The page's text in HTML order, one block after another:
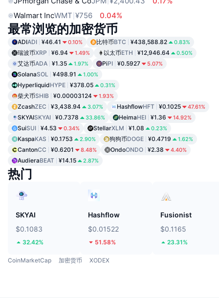
Walmart IncWMT ¥756 0.04%
最常浏览的加密货币
ADIADI ¥46.41 0.10% 比特币BTC ¥438,588.82 0.83%
瑞波币XRP ¥6.94 1.49% 以太币ETH ¥12,946.64 0.50%
艾达币ADA ¥1.35 1.97% PiPI ¥0.5927 5.07%
SolanaSOL ¥498.91 1.00%
HyperliquidHYPE ¥378.05 0.31%
柴犬币SHIB ¥0.00003124 1.93%
ZcashZEC ¥3,438.94 3.07% HashflowHFT ¥0.1025 47.61%
SKYAISKYAI ¥0.7378 33.86% HeimaHEI ¥1.36 14.92%
SuiSUI ¥4.53 0.34% StellarXLM ¥1.08 0.23%
KaspaKAS ¥0.1753 2.90% 狗狗币DOGE ¥0.4719 1.62%
CantonCC ¥0.6201 8.48% OndoONDO ¥2.38 4.40%
AudieraBEAT ¥14.15 2.87%
热门
SKYAI
$0.1083
32.42%
Hashflow
$0.01522
51.58%
Fusionist
$0.1165
23.31%
CoinMarketCap 加密货币 XODEX